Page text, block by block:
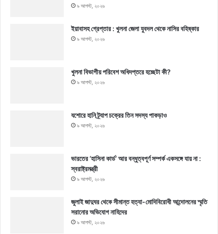
৯ আগস্ট, ২০২৬
ইয়াবাসহ গ্রেপ্তার : খুলনা জেলা যুবদল থেকে নাসির বহিষ্কার
৯ আগস্ট, ২০২৬
খুলনা বিভাগীয় পরিবেশ অধিদপ্তরে হচ্ছেটা কী?
৯ আগস্ট, ২০২৬
যশোরে হানি ট্র্যাপ চক্রের তিন সদস্য পাকড়াও
৯ আগস্ট, ২০২৬
ভারতের ‘হাসিনা কার্ড’ আর বন্ধুত্বপূর্ণ সম্পর্ক একসঙ্গে যায় না :
স্বরাষ্ট্রমন্ত্রী
৯ আগস্ট, ২০২৬
জুলাই জাদুঘর থেকে সীমান্ত হত্যা-মোদিবিরোধী আন্দোলনের স্মৃতি
সরানোর অভিযোগ নাহিদের
৯ আগস্ট, ২০২৬